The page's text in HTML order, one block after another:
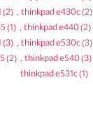
thinkpad e430c(2)
,
(2)
thinkpad e440(2)
,
(1)
thinkpad e530c(3)
,
(3)
thinkpad e540(3)
,
(2)
thinkpad e531c(1)